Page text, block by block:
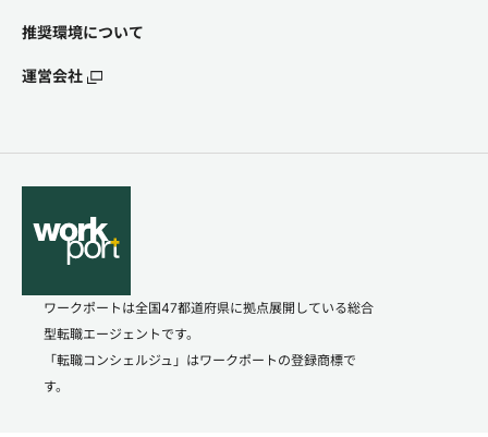
推奨環境について
運営会社
ワークポートは全国47都道府県に拠点展開している総合
型転職エージェントです。
「転職コンシェルジュ」はワークポートの登録商標で
す。